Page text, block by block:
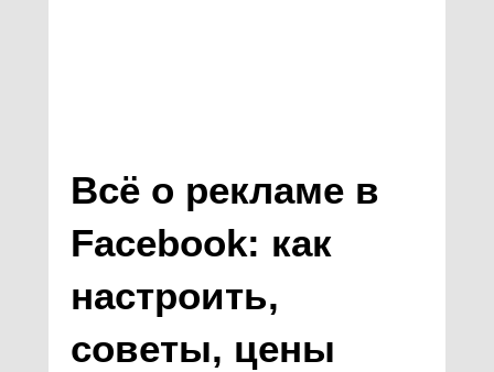
Всё о рекламе в
Facebook: как
настроить,
советы, цены